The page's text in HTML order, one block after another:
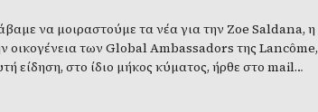
να μοιραστούμε τα νέα για την Zoe Saldana, η
οικογένεια των Global Ambassadors της Lancôme,
είδηση, στο ίδιο μήκος κύματος, ήρθε στο mail